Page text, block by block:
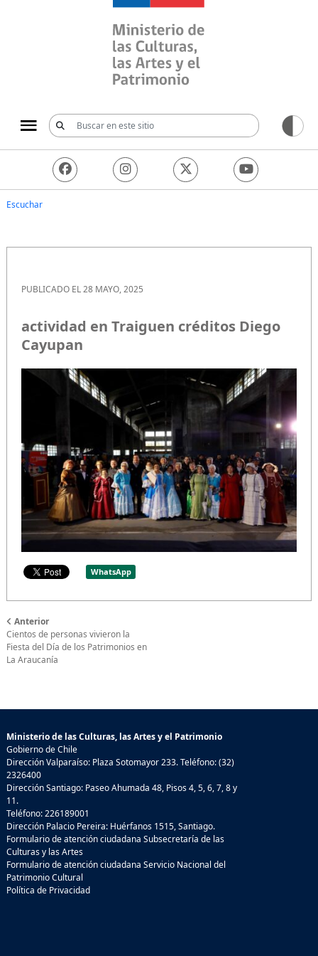
Ministerio de las
Escuchar
PUBLICADO EL 28 MAYO, 2025
actividad en Traiguen créditos Diego
Cayupan
WhatsApp
Anterior
Cientos de personas vivieron la
Fiesta del Día de los Patrimonios en
La Araucanía
Ministerio de las Culturas, las Artes y el Patrimonio
Gobierno de Chile
Dirección Valparaíso: Plaza Sotomayor 233. Teléfono: (32)
2326400
Dirección Santiago: Paseo Ahumada 48, Pisos 4, 5, 6, 7, 8 y
11.
Teléfono: 226189001
Dirección Palacio Pereira: Huérfanos 1515, Santiago.
Formulario de atención ciudadana Subsecretaría de las
Culturas y las Artes
Formulario de atención ciudadana Servicio Nacional del
Patrimonio Cultural
Política de Privacidad